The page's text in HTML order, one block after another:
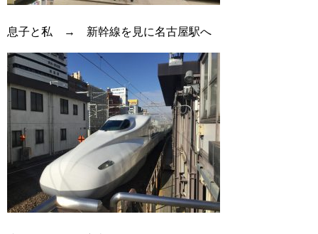
息子と私 → 新幹線を見に名古屋駅へ